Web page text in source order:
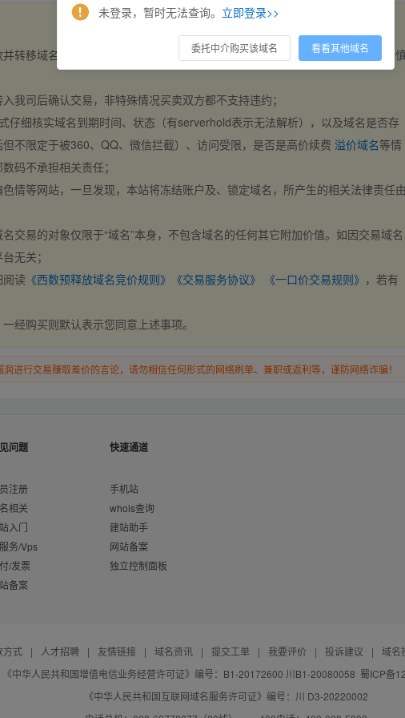
转移域名，交易自动完成。买卖双方都不支持违约，一旦出价不支持撤销，请
我司后确认交易，非特殊情况买卖双方都不支持违约；
仔细核实域名到期时间、状态（有serverhold表示无法解析），以及域名是否存
不限定于被360、QQ、微信拦截）、访问受限，是否是高价续费 溢价域名等情
码不承担相关责任；
情等网站，一旦发现，本站将冻结账户及、锁定域名，所产生的相关法律责任
交易的对象仅限于“域名”本身，不包含域名的任何其它附加价值。如因交易域名
无关；
读 《西数预释放域名竞价规则》 《交易服务协议》 《一口价交易规则》 ，若有
经购买则默认表示您同意上述事项。
进行交易赚取差价的言论，请勿相信任何形式的网络刷单、兼职或返利等，谨防网络诈骗！
问题
注册
相关
入门
务/Vps
/发票
备案
快速通道
手机站
whois查询
建站助手
网站备案
独立控制面板
方式 | 人才招聘 | 友情链接 | 域名资讯 | 提交工单 | 我要评价 | 投诉建议 |
域名
《中华人民共和国增值电信业务经营许可证》编号：B1-20172600 川B1-20080058 蜀ICP备
《中华人民共和国互联网域名服务许可证》编号：川 D3-20220002
未登录，暂时无法查询。 立即登录>>
委托中介购买该域名 看看其他域名